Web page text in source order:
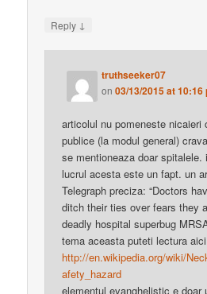
Reply ↓
truthseeker07
on03/13/2015 at 10:16
articolul nu pomeneste nicaieri
publice (la modul general)
se mentioneaza doar spitalele.
lucrul acesta este un fapt. un
Telegraph preciza: “Doctors
ditch their ties over fears they
deadly hospital superbug
tema aceasta puteti lectura
http://en.wikipedia.org/wiki/
afety_hazard
elementul evanghelistic e doar